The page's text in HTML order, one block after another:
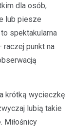
dla osób,
lub piesze
spektakularna
raczej punkt na
krótką wycieczkę
lubią takie
Miłośnicy